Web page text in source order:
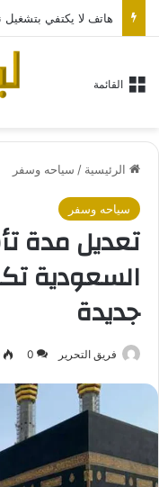
القائمة
الرئيسية / سياحه وسفر
سياحه وسفر
تعديل مدة
السعودية
جديدة
فريق التحرير 0